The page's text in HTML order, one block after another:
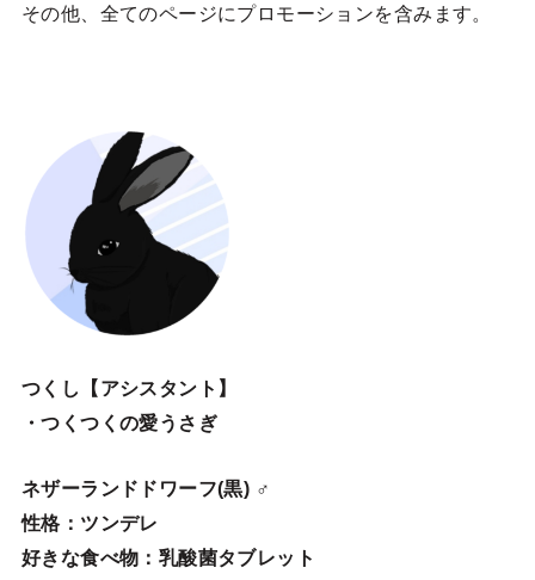
その他、全てのページにプロモーションを含みます。
つくし【アシスタント】
・つくつくの愛うさぎ
ネザーランドドワーフ(黒) ♂
性格：ツンデレ
好きな食べ物：乳酸菌タブレット